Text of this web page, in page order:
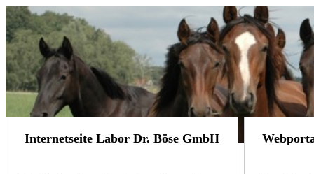
Internetseite Labor Dr. Böse GmbH